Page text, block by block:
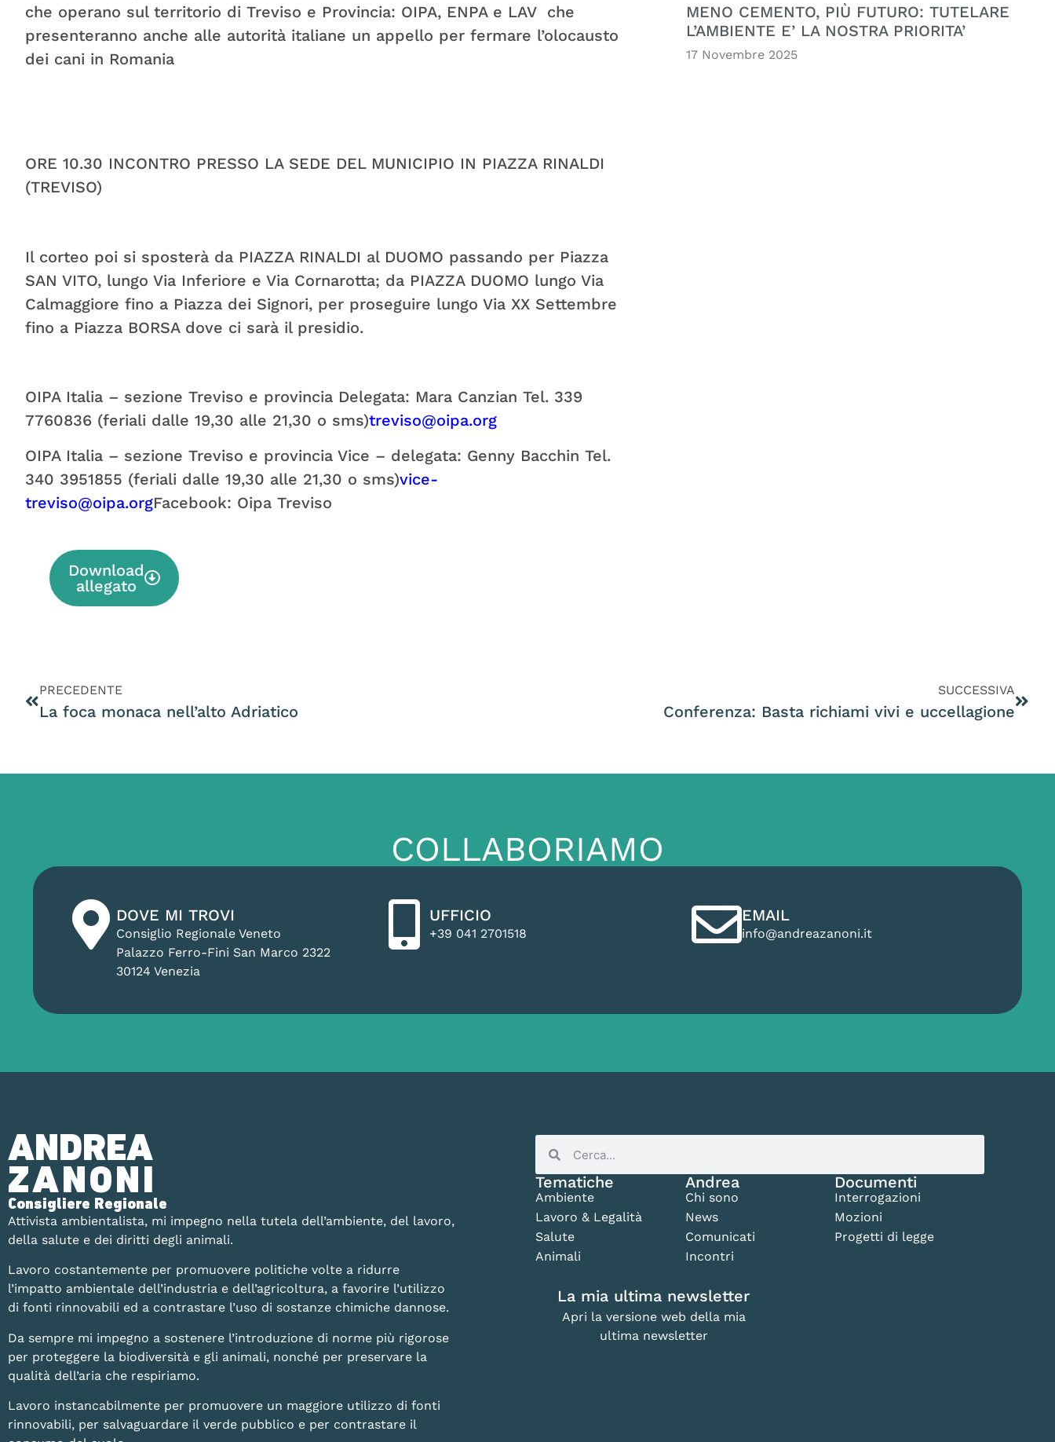
che operano sul territorio di Treviso e Provincia: OIPA, ENPA e LAV che
presenteranno anche alle autorità italiane un appello per fermare l’olocausto
dei cani in Romania
ORE 10.30 INCONTRO PRESSO LA SEDE DEL MUNICIPIO IN PIAZZA RINALDI
(TREVISO)
Il corteo poi si sposterà da PIAZZA RINALDI al DUOMO passando per Piazza
SAN VITO, lungo Via Inferiore e Via Cornarotta; da PIAZZA DUOMO lungo Via
Calmaggiore fino a Piazza dei Signori, per proseguire lungo Via XX Settembre
fino a Piazza BORSA dove ci sarà il presidio.
OIPA Italia – sezione Treviso e provincia Delegata: Mara Canzian Tel. 339
7760836 (feriali dalle 19,30 alle 21,30 o sms)treviso@oipa.org
OIPA Italia – sezione Treviso e provincia Vice – delegata: Genny Bacchin Tel.
340 3951855 (feriali dalle 19,30 alle 21,30 o sms)vice-
treviso@oipa.orgFacebook: Oipa Treviso
Download
allegato
MENO CEMENTO, PIÙ FUTURO: TUTELARE
L’AMBIENTE E’ LA NOSTRA PRIORITA’
17 Novembre 2025
PRECEDENTE
La foca monaca nell’alto Adriatico
SUCCESSIVA
Conferenza: Basta richiami vivi e uccellagione
COLLABORIAMO
DOVE MI TROVI
Consiglio Regionale Veneto
Palazzo Ferro-Fini San Marco 2322
30124 Venezia
UFFICIO
+39 041 2701518
EMAIL
info@andreazanoni.it
ANDREA
ZANONI
Consigliere Regionale
Attivista ambientalista, mi impegno nella tutela dell’ambiente, del lavoro,
della salute e dei diritti degli animali.
Lavoro costantemente per promuovere politiche volte a ridurre
l’impatto ambientale dell’industria e dell’agricoltura, a favorire l’utilizzo
di fonti rinnovabili ed a contrastare l’uso di sostanze chimiche dannose.
Da sempre mi impegno a sostenere l’introduzione di norme più rigorose
per proteggere la biodiversità e gli animali, nonché per preservare la
qualità dell’aria che respiriamo.
Lavoro instancabilmente per promuovere un maggiore utilizzo di fonti
rinnovabili, per salvaguardare il verde pubblico e per contrastare il
Tematiche
Ambiente
Lavoro & Legalità
Salute
Animali
Andrea
Chi sono
News
Comunicati
Incontri
Documenti
Interrogazioni
Mozioni
Progetti di legge
La mia ultima newsletter
Apri la versione web della mia
ultima newsletter